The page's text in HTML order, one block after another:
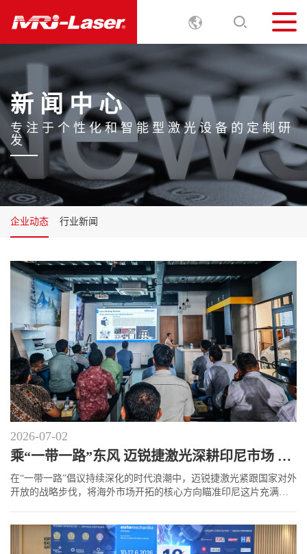
新 闻 中 心
专 注 于 个 性 化 和 智 能 型 激 光 设 备 的 定 制 研
发
企业动态 行业新闻
2026-07-02
乘“一带一路”东风 迈锐捷激光深耕印尼市场 助力工业升级
在“一带一路”倡议持续深化的时代浪潮中，迈锐捷激光紧跟国家对外
开放的战略步伐，将海外市场开拓的核心方向瞄准印尼这片充满活